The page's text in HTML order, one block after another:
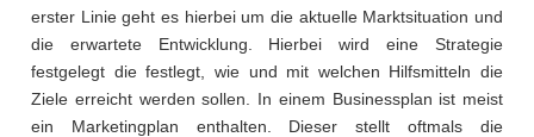
erster Linie geht es hierbei um die aktuelle Marktsituation und
die erwartete Entwicklung. Hierbei wird eine Strategie
festgelegt die festlegt, wie und mit welchen Hilfsmitteln die
Ziele erreicht werden sollen. In einem Businessplan ist meist
ein Marketingplan enthalten. Dieser stellt oftmals die